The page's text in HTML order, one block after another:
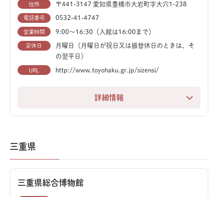
石といった自然史資料を通して、太古から続く岐阜の成
り立ちを深く知ることができます。
地域の歴史や民俗資料も幅広く展示されており、郷土へ
の理解を深めることができます。
体験プログラムが充実しているほか、県民のコレクショ
訪れるたびに新しい発見があり、子どもから大人まで楽
しめるスポットです。
な博物館を探している方にもおすすめです。
住所 〒441-3147 愛知県豊橋市大岩町字大穴1-238
電話番号 0532-41-4747
営業時間 9:00～16:30（入館は16:00まで）
定休日
月曜日（月曜日が祝日又は振替休日のときは、そ
の翌平日）
URL http://www.toyohaku.gr.jp/sizensi/
詳細情報
豊橋総合動植物公園内にある豊橋市自然史博物館は、地
しても親しまれています。
ており、子どもたちに大人気。中でも中生代展示室で
三重県
三重県総合博物館